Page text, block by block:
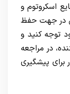
اسکروتوم و
در جهت حفظ
توجه کنید و
در مراجعه
برای پیشگیری